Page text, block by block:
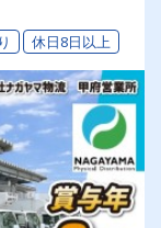
休日8日以上